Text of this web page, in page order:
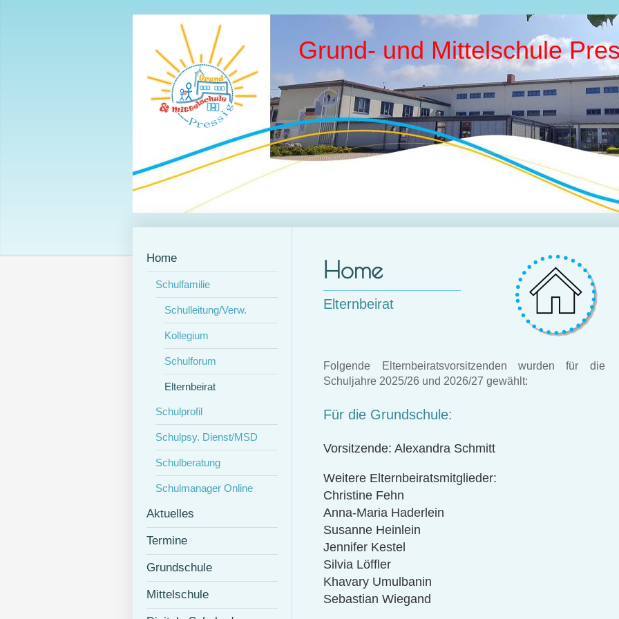
Grund- und Mittelschule
Home
Schulfamilie
Schulleitung/Verw.
Kollegium
Schulforum
Elternbeirat
Schulprofil
Schulpsy. Dienst/MSD
Schulberatung
Schulmanager Online
Aktuelles
Termine
Grundschule
Mittelschule
Home
Elternbeirat
Folgende Elternbeiratsvorsitzenden wurden für die
Schuljahre 2025/26 und 2026/27 gewählt:
Für die Grundschule:
Vorsitzende: Alexandra Schmitt
Weitere Elternbeiratsmitglieder:
Christine Fehn
Anna-Maria Haderlein
Susanne Heinlein
Jennifer Kestel
Silvia Löffler
Khavary Umulbanin
Sebastian Wiegand